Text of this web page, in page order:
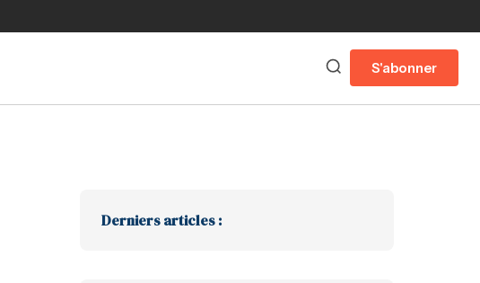
S'abonner
Derniers articles :